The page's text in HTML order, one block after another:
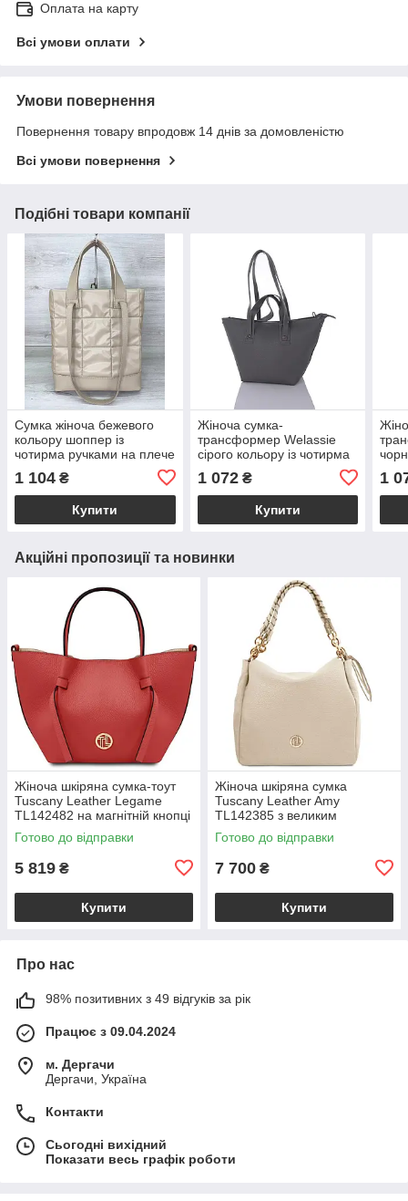
Оплата на карту
Всі умови оплати
Умови повернення
Повернення товару впродовж 14 днів за домовленістю
Всі умови повернення
Подібні товари компанії
Сумка жіноча бежевого
кольору шоппер із
чотирма ручками на плече
«Брукі» стьобана екошкіра
Welassie
1 104 ₴
Купити
Жіноча сумка-
трансформер Welassie
сірого кольору із чотирма
відділення з екошкіри
«Лінда»
1 072₴
Купити
1
Акційні пропозиції та новинки
Жіноча шкіряна сумка-тоут
Tuscany Leather Legame
TL142482 на магнітній кнопці
з плечовим ременем,
коралова BS2482_1_105
Готово до відправки
5 819 ₴
Купити
Жіноча шкіряна сумка
Tuscany Leather Amy
TL142385 з великим
відділенням і плечовим
ременем, бежева
Готово до відправки
7 700 ₴
Купити
Про нас
98% позитивних з 49 відгуків за рік
Працює з 09.04.2024
м. Дергачи
Дергачи, Україна
Контакти
Сьогодні вихідний
Показати весь графік роботи